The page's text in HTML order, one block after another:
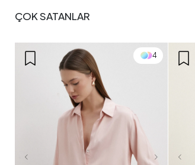
ÇOK SATANLAR
4